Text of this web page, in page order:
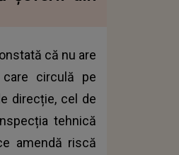
că nu are
care circulă pe
direcție, cel de
tehnică
amendă riscă